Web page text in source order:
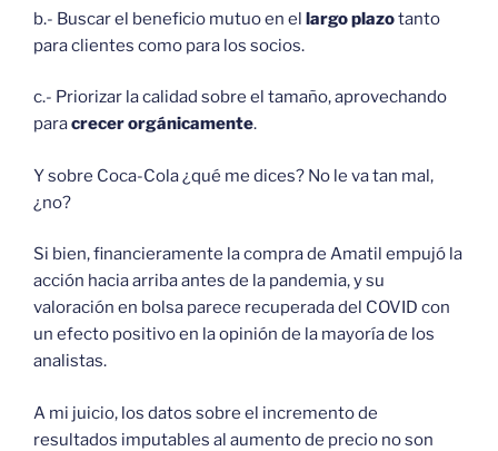
b.- Buscar el beneficio mutuo en el largo plazotanto
para clientes como para los socios.
c.- Priorizar la calidad sobre el tamaño, aprovechando
paracrecer orgánicamente.
Y sobre Coca-Cola ¿qué me dices? No le va tan mal,
¿no?
Si bien, financieramente la compra de Amatil empujó la
acción hacia arriba antes de la pandemia, y su
valoración en bolsa parece recuperada del COVID con
un efecto positivo en la opinión de la mayoría de los
analistas.
A mi juicio, los datos sobre el incremento de
resultados imputables al aumento de precio no son